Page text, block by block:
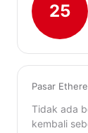
25
Pasar
Tidak ada
kembali